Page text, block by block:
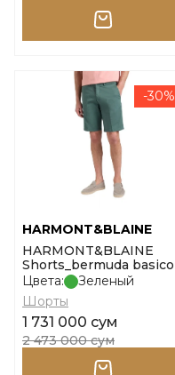
-30%
HARMONT&BLAINE
HARMONT&BLAINE
Shorts_bermuda basico
Цвета:
Зеленый
Шорты
1 731 000 сум
2 473 000 сум